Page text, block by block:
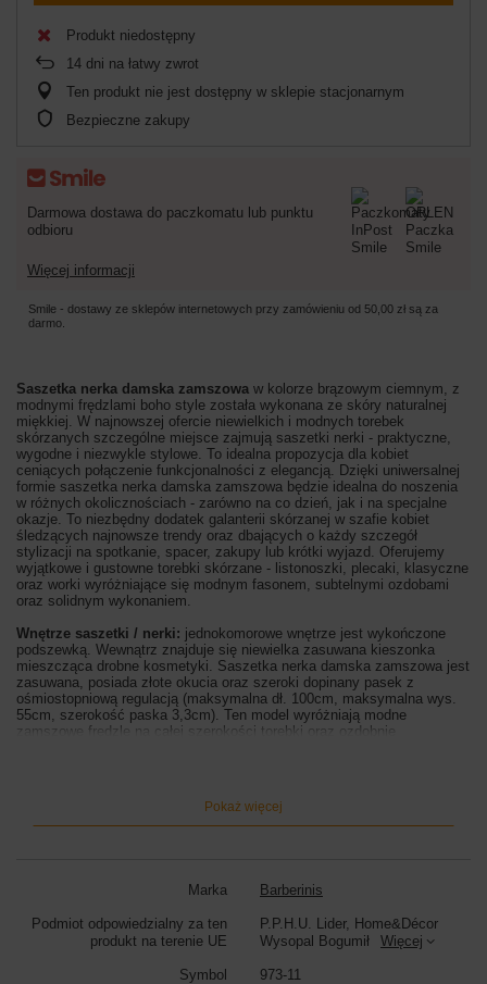
Produkt niedostępny
14 dni na łatwy zwrot
Ten produkt nie jest dostępny w sklepie stacjonarnym
Bezpieczne zakupy
Darmowa dostawa do paczkomatu lub punktu
odbioru
Więcej informacji
Smile - dostawy ze sklepów internetowych przy zamówieniu od 50,00 zł są za
darmo.
Saszetka nerka damska zamszowa w kolorze brązowym ciemnym, z
modnymi frędzlami boho style została wykonana ze skóry naturalnej
miękkiej. W najnowszej ofercie niewielkich i modnych torebek
skórzanych szczególne miejsce zajmują saszetki nerki - praktyczne,
wygodne i niezwykle stylowe. To idealna propozycja dla kobiet
ceniących połączenie funkcjonalności z elegancją. Dzięki uniwersalnej
formie saszetka nerka damska zamszowa będzie idealna do noszenia
w różnych okolicznościach - zarówno na co dzień, jak i na specjalne
okazje. To niezbędny dodatek galanterii skórzanej w szafie kobiet
śledzących najnowsze trendy oraz dbających o każdy szczegół
stylizacji na spotkanie, spacer, zakupy lub krótki wyjazd. Oferujemy
wyjątkowe i gustowne torebki skórzane - listonoszki, plecaki, klasyczne
oraz worki wyróżniające się modnym fasonem, subtelnymi ozdobami
oraz solidnym wykonaniem.
Wnętrze saszetki / nerki: jednokomorowe wnętrze jest wykończone
podszewką. Wewnątrz znajduje się niewielka zasuwana kieszonka
mieszcząca drobne kosmetyki. Saszetka nerka damska zamszowa jest
zasuwana, posiada złote okucia oraz szeroki dopinany pasek z
ośmiostopniową regulacją (maksymalna dł. 100cm, maksymalna wys.
55cm, szerokość paska 3,3cm). Ten model wyróżniają modne
zamszowe frędzle na całej szerokości torebki oraz ozdobnie
Wymiary saszetki / nerki:wysokość 15cm, szerokość 25cm (mierzona
Jak jest wykonana ta brązowa nerka?
Saszetka nerka damska została wykonana z miękkiej, naturalnej skóry
zamszowej, a jej styl podkreślają modne frędzle boho.
Pokaż więcej
Marka Barberinis
Podmiot odpowiedzialny za ten
produkt na terenie UE
P.P.H.U. Lider, Home&Décor
Wysopal Bogumił
Więcej
Symbol 973-11